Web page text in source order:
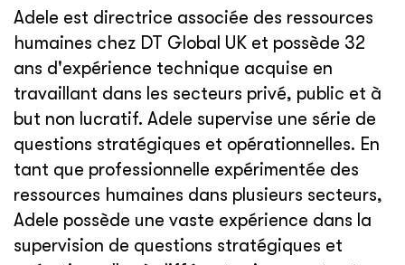
Adele est directrice associée des ressources
humaines chez DT Global UK et possède 32
ans d'expérience technique acquise en
travaillant dans les secteurs privé, public et à
but non lucratif. Adele supervise une série de
questions stratégiques et opérationnelles. En
tant que professionnelle expérimentée des
ressources humaines dans plusieurs secteurs,
Adele possède une vaste expérience dans la
supervision de questions stratégiques et